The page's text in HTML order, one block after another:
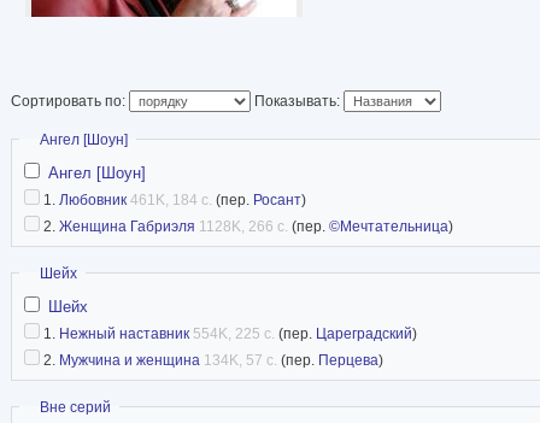
Сортировать по: Показывать:
Скрыть
Ангел [Шоун]
Ангел [Шоун]
1. Любовник 461K, 184 с. (пер. Росант)
2. Женщина Габриэля 1128K, 266 с. (пер. ©Мечтательница)
Скрыть
Шейх
Шейх
1. Нежный наставник 554K, 225 с. (пер. Цареградский)
2. Мужчина и женщина 134K, 57 с. (пер. Перцева)
Скрыть
Вне серий